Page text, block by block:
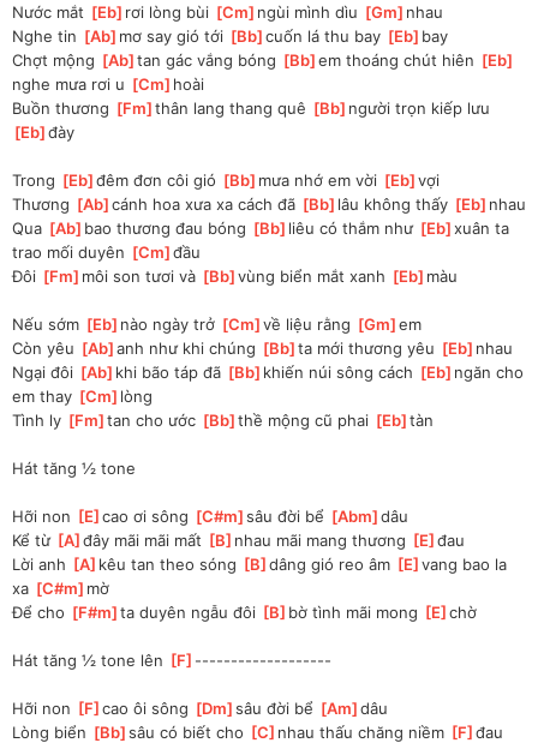
Nước mắt [Eb ]rơi lòng bùi [Cm ]ngùi mình dìu [Gm ]nhau
Nghe tin [Ab ]mơ say gió tới [Bb ]
cuốn lá thu bay [Eb ]bay
Chợt mộng [Ab ]tan gác vắng bóng [Bb ]
em thoáng chút hiên [Eb
nghe mưa rơi u [Cm ]hoài
Buồn thương [Fm ]thân lang thang quê [Bb ]người trọn kiếp lưu
Eb ]
đày
Trong [Eb ]
đêm đơn côi gió [Bb ]mưa nhớ em vời [Eb ]
vợi
Thương [Ab ]
cánh hoa xưa xa cách đã [Bb ]lâu không thấy [Eb ]
Qua [Ab ]bao thương đau bóng [Bb ]liêu có thắm như [Eb ]
xuân ta
trao mối duyên [Cm ]
đầu
Đôi [Fm ]môi son tươi và [Bb ]
vùng biển mắt xanh [Eb ]màu
Nếu sớm [Eb ]nào ngày trở [Cm ]
về liệu rằng [Gm ]
em
Còn yêu [Ab ]
anh như khi chúng [Bb ]ta mới thương yêu [Eb ]nhau
Ngại đôi [Ab ]khi bão táp đã [Bb ]khiến núi sông cách [Eb ]ngăn cho
em thay [Cm ]lòng
Tình ly [Fm ]tan cho ước [Bb ]thề mộng cũ phai [Eb ]tàn
Hát tăng ½ tone
Hỡi non [E ]
cao ơi sông [C#m ]
sâu đời bể [Abm ]
dâu
Kể từ [A ]
đây mãi mãi mất [B ]nhau mãi mang thương [E ]
đau
Lời anh [A ]kêu tan theo sóng [B ]
dâng gió reo âm [E ]
vang bao la
xa [C#m ]mờ
Để cho [F#m ]ta duyên ngẫu đôi [B ]bờ tình mãi mong [E ]
chờ
Hát tăng ½ tone lên [F ]-------------------
Hỡi non [F ]
cao ôi sông [Dm ]
sâu đời bể [Am ]
dâu
Lòng biển [Bb ]
sâu có biết cho [C ]nhau thấu chăng niềm [F ]
đau